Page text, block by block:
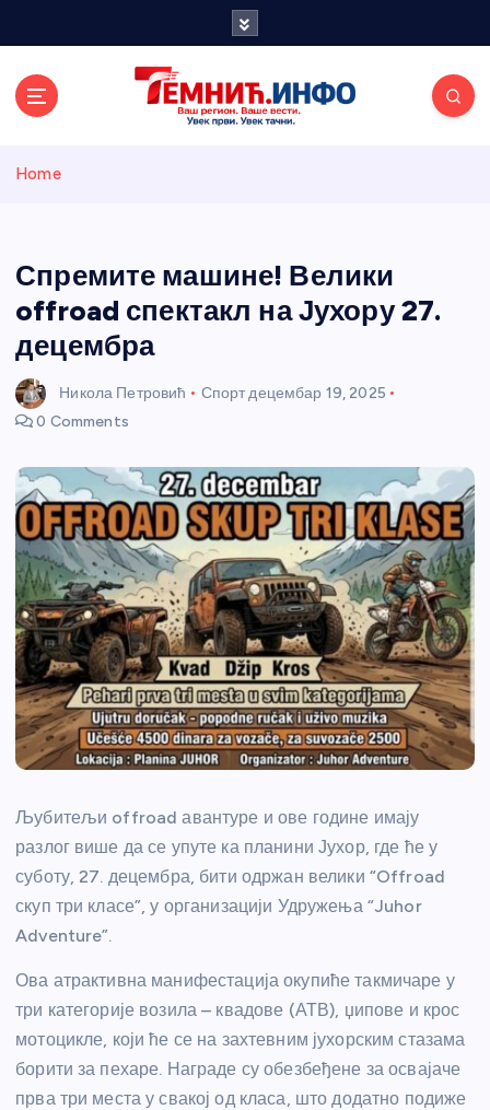
и портал
Home
Спремите машине! Велики
offroad спектакл на Јухору 27.
децембра
Никола Петровић Спорт децембар 19, 2025
0 Comments
Љубитељи offroad авантуре и ове године имају
разлог више да се упуте ка планини Јухор, где ће у
суботу, 27. децембра, бити одржан велики “Offroad
скуп три класе”, у организацији Удружења “Juhor
Adventure”.
Ова атрактивна манифестација окупиће такмичаре у
три категорије возила – квадове (АТВ), џипове и крос
мотоцикле, који ће се на захтевним јухорским стазама
борити за пехаре. Награде су обезбеђене за освајаче
прва три места у свакој од класа, што додатно подиже